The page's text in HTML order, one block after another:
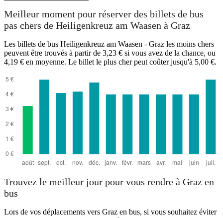
Meilleur moment pour réserver des billets de bus
pas chers de Heiligenkreuz am Waasen à Graz
Les billets de bus Heiligenkreuz am Waasen - Graz les moins chers
peuvent être trouvés à partir de 3,23 € si vous avez de la chance, ou
4,19 € en moyenne. Le billet le plus cher peut coûter jusqu'à 5,00 €.
Trouvez le meilleur jour pour vous rendre à Graz en
bus
Lors de vos déplacements vers Graz en bus, si vous souhaitez éviter